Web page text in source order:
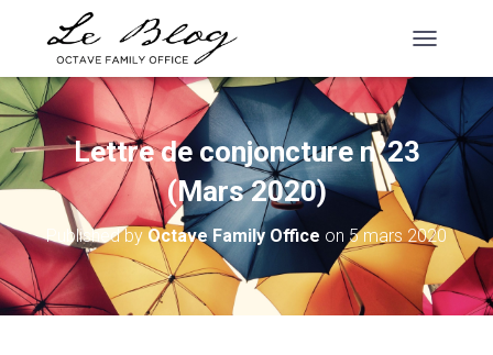
O
G
L
N
V
I
G
A
T
Lettre de conjoncture n°23
(Mars 2020)
Published by Octave Family Office on 5 mars 2020